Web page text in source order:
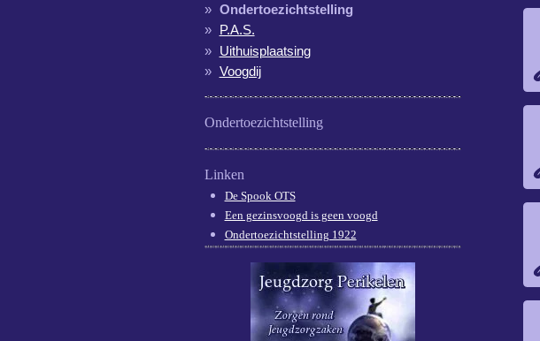
Ondertoezichtstelling
P.A.S.
Uithuisplaatsing
Voogdij
Ondertoezichtstelling
Linken
De Spook OTS
Een gezinsvoogd is geen voogd
Ondertoezichtstelling 1922